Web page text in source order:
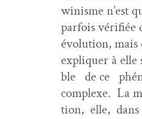
win­isme n’est
par­fois véri­fiée
évo­lu­tion, mais
expli­quer à elle
ble de ce
com­plexe. La
tion, elle, dans